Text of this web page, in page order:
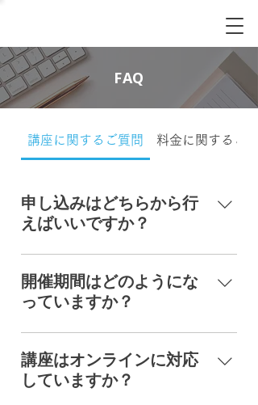
FAQ
講座に関するご質問 料金に関するご質
申し込みはどちらから行
えばいいですか？
お申し込みは、お問い合わせフォー
ムより承っております。
開催期間はどのようにな
っていますか？
貴社のご都合やレベル感に合わせ、
スケジュールを組ませていただきま
す。また、プロジェクトワークショ
講座はオンラインに対応
していますか？